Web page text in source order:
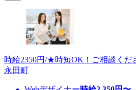
時給2350円/★時短OK！ご相談く
永田町